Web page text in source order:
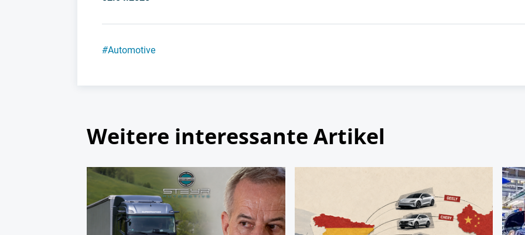
#Automotive
Weitere interessante Artikel